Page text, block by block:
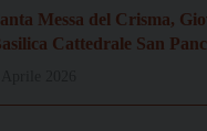
Messa del Crisma,
Cattedrale San